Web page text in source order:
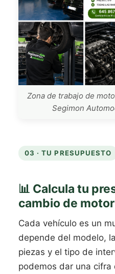
Zona de trabajo de
Segimon
03 · TU PRESUPUESTO
📊 Calcula tu
cambio de
Cada vehículo es un
depende del modelo,
piezas y el tipo de
podemos dar una cifra